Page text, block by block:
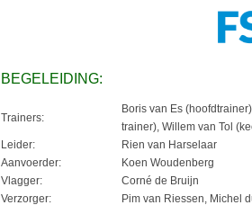
BEGELEIDING:
Trainers:
Boris van Es
trainer), Willem van Tol
Leider:
Rien van Harselaar
Aanvoerder:
Koen Woudenberg
Vlagger:
Corné de Bruijn
Verzorger:
Pim van Riessen, Michel